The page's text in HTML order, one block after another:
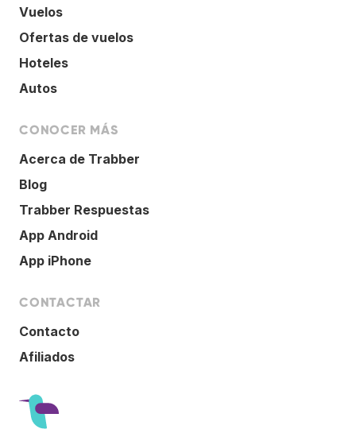
Vuelos
Ofertas de vuelos
Hoteles
Autos
CONOCER MÁS
Acerca de Trabber
Blog
Trabber Respuestas
App Android
App iPhone
CONTACTAR
Contacto
Afiliados